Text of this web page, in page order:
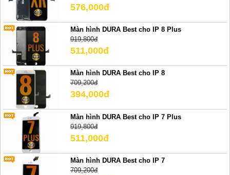
576,000đ
Màn hình DURA Best cho IP 8 Plus
919,800đ
511,000đ
Màn hình DURA Best cho IP 8
709,200đ
394,000đ
Màn hình DURA Best cho IP 7 Plus
919,800đ
511,000đ
Màn hình DURA Best cho IP 7
709,200đ